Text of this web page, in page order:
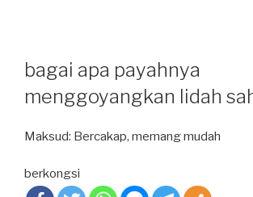
bagai apa payahnya
menggoyangkan lidah
Maksud: Bercakap, memang mudah
berkongsi